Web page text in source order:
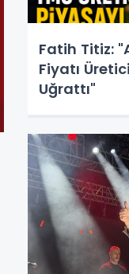
Fatih Titiz:
Fiyatı
Uğrattı"